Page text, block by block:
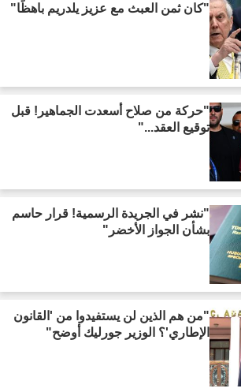
"كان ثمن العبث مع عزيز يلدريم باهظًا"
"حركة من صلاح أسعدت الجماهير! قبل
توقيع العقد..."
"نشر في الجريدة الرسمية! قرار حاسم
بشأن الجواز الأخضر"
"من هم الذين لن يستفيدوا من 'القانون
الإطاري'؟ الوزير جورليك أوضح"